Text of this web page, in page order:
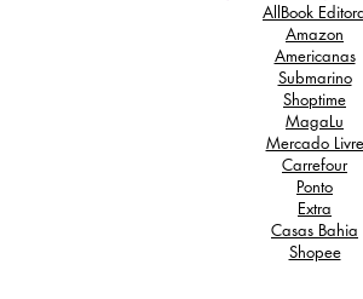
AllBook
Amazon
Americanas
Submarino
Shoptime
MagaLu
Mercado Livre
Carrefour
Ponto
Extra
Casas Bahia
Shopee